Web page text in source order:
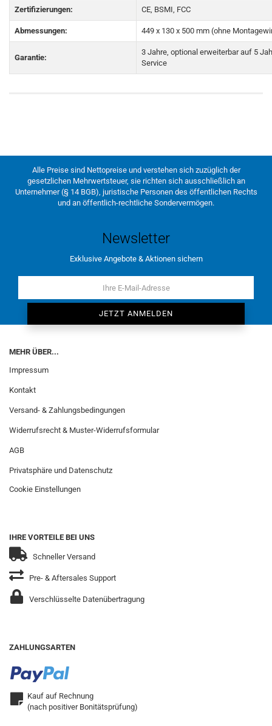
Zertifizierungen: CE, BSMI, FCC
Abmessungen: 449 x 130 x 500 mm (ohne
Garantie:
3 Jahre, optional erweiterbar auf 5
Service
Alle Preise sind Nettopreise und verstehen sich zuzüglich der
gesetzlichen Mehrwertsteuer, sie richten sich ausschließlich an
Unternehmer (§ 14 BGB), juristische Personen des öffentlichen Rechts
und an öffentlich-rechtliche Sondervermögen.
Newsletter
Exklusive Angebote & Aktionen sichern
MEHR ÜBER...
Impressum
Kontakt
Versand- & Zahlungsbedingungen
Widerrufsrecht & Muster-Widerrufsformular
AGB
Privatsphäre und Datenschutz
Cookie Einstellungen
IHRE VORTEILE BEI UNS
Schneller Versand
Pre- & Aftersales Support
Verschlüsselte Datenübertragung
ZAHLUNGSARTEN
Kauf auf Rechnung
(nach positiver Bonitätsprüfung)